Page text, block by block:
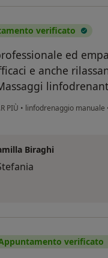
verificato
ed
e anche
PIÙ • linfodrenaggio manuale
Biraghi
verificato